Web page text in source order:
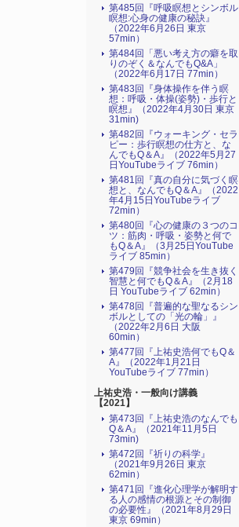
第485回『呼吸瞑想とシンボル
瞑想:心身の健康の秘訣』
（2022年6月26日 東京
57min）
第484回「悪い考え方の癖を取
りのぞく＆なんでもQ&A」
（2022年6月17日 77min）
第483回『身体操作を伴う瞑
想：呼吸・体操(姿勢)・歩行と
瞑想』（2022年4月30日 東京
31min)
第482回『ウォーキング・セラ
ピー：歩行瞑想の仕方と、な
んでもQ＆A』（2022年5月27
日YouTubeライブ 76min）
第481回『真の自分に気づく瞑
想と、なんでもQ＆A』（2022
年4月15日YouTubeライブ
72min）
第480回『心の健康の３つのコ
ツ：筋肉・呼吸・姿勢と何で
もQ＆A』（3月25日YouTube
ライブ 85min）
第479回『競争社会を生き抜く
智慧と何でもQ＆A』（2月18
日 YouTubeライブ 62min）
第478回『普遍的な聖なるシン
ボルとしての「光の輪」』
（2022年2月6日 大阪
60min）
第477回『上祐史浩何でもQ＆
A』（2022年1月21日
YouTubeライブ 77min）
上祐史浩・一般向け講義
【2021】
第473回『上祐史浩のなんでも
Q＆A』（2021年11月5日
73min)
第472回『祈りの科学』
（2021年9月26日 東京
62min）
第471回『進化心理学が解明す
る人の感情の根源とその制御
の必要性』（2021年8月29日
東京 69min）